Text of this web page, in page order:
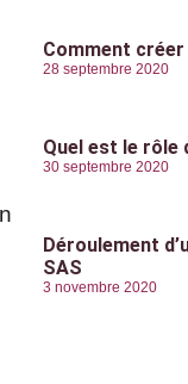
Comment créer
28 septembre 2020
Quel est le rôle
30 septembre 2020
Déroulement
SAS
3 novembre 2020